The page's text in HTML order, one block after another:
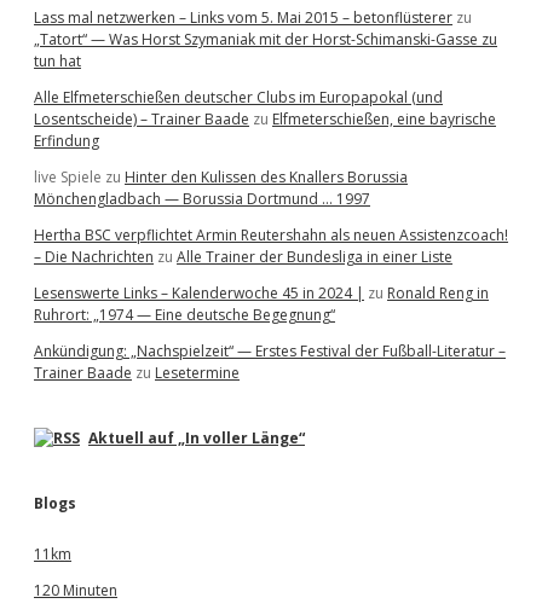
Lass mal netzwerken – Links vom 5. Mai 2015 – betonflüsterer zu
„Tatort“ — Was Horst Szymaniak mit der Horst-Schimanski-Gasse zu
tun hat
Alle Elfmeterschießen deutscher Clubs im Europapokal (und
Losentscheide) – Trainer Baade zu Elfmeterschießen, eine bayrische
Erfindung
live Spiele zu Hinter den Kulissen des Knallers Borussia
Mönchengladbach — Borussia Dortmund … 1997
Hertha BSC verpflichtet Armin Reutershahn als neuen Assistenzcoach!
– Die Nachrichten zu Alle Trainer der Bundesliga in einer Liste
Lesenswerte Links – Kalenderwoche 45 in 2024 | zu Ronald Reng in
Ruhrort: „1974 — Eine deutsche Begegnung“
Ankündigung: „Nachspielzeit“ — Erstes Festival der Fußball-Literatur –
Trainer Baade zu Lesetermine
Aktuell auf „In voller Länge“
Blogs
11km
120 Minuten